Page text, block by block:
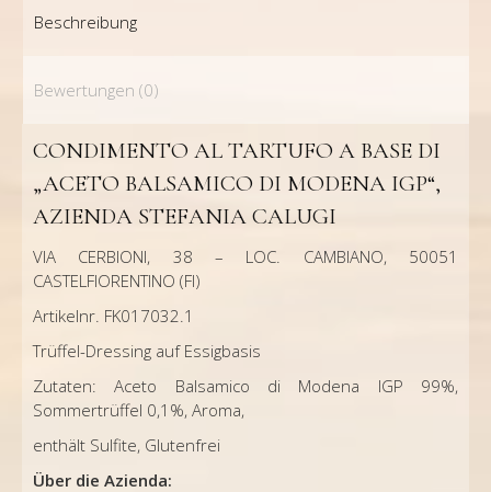
Beschreibung
Bewertungen (0)
CONDIMENTO AL TARTUFO A BASE DI
„ACETO BALSAMICO DI MODENA IGP“,
AZIENDA STEFANIA CALUGI
VIA CERBIONI, 38 – LOC. CAMBIANO, 50051
CASTELFIORENTINO (FI)
Artikelnr. FK017032.1
Trüffel-Dressing auf Essigbasis
Zutaten: Aceto Balsamico di Modena IGP 99%,
Sommertrüffel 0,1%, Aroma,
enthält Sulfite, Glutenfrei
Über die Azienda: